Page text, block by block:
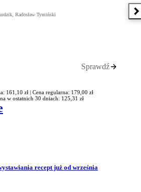
Radosław Tymiński
Sprawdź
161,10 zł | Cena regularna: 179,00 zł
w ostatnich 30 dniach: 125,31 zł
recept już od września